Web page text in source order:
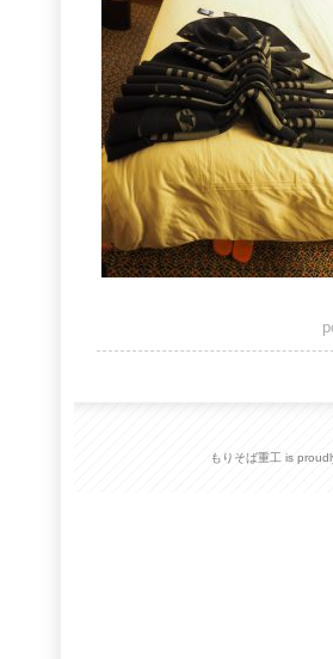
もりそば重工 is